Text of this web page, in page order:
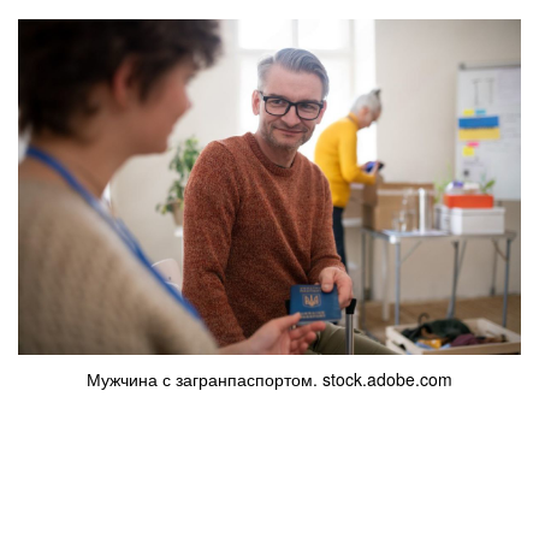
Мужчина с загранпаспортом. stock.adobe.com